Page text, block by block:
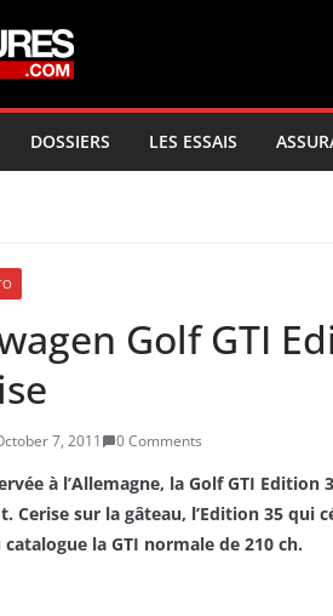
DOSSIERS LES ESSAIS
Golf GTI
7, 2011 0 Comments
à l’Allemagne, la Golf GTI
Cerise sur la gâteau, l’Edition 35
la GTI normale de 210 ch.